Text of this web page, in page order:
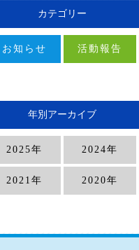
カテゴリー
お知らせ 活動報告
年別アーカイブ
2025年 2024年
2021年 2020年